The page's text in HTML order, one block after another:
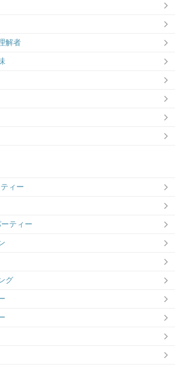
解者
ィー
ティー
グ